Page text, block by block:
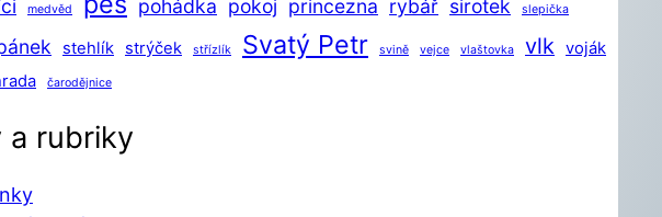
medvěd pohádka pokoj princezna rybář sirotek slepička
stehlík strýček střízlík Svatý Petr svině vejce vlaštovka vlk voják
čarodějnice
a rubriky